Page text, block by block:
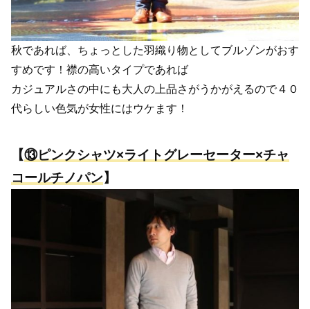
秋であれば、ちょっとした羽織り物としてブルゾンがおす
すめです！襟の高いタイプであれば
カジュアルさの中にも大人の上品さがうかがえるので４０
代らしい色気が女性にはウケます！
【⑬ピンクシャツ×ライトグレーセーター×チャ
コールチノパン】